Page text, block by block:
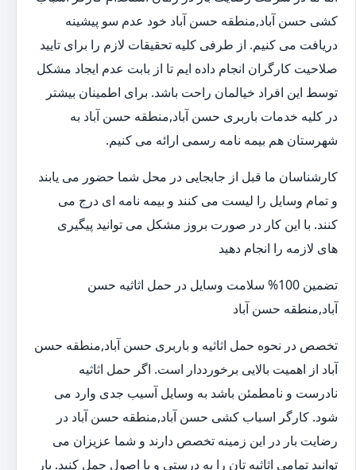
کشی حسن آباد,منطقه حسن آباد خود عدم سو پیشینه
دریافت می کنیم. از طرفی کلیه تحقیقات لازم را برای تایید
صلاحیت کارگران انجام داده ایم تا از بابت عدم ایجاد مشکل
توسط این افراد خیالمان راحت باشد. برای اطمینان بیشتر
در کلیه خدمات باربری حسن آباد,منطقه حسن آباد به
شهرستان هم بیمه نامه رسمی ارائه می کنیم.
کارشناسان ما قبل از جابجایی در محل شما حضور می یابند
و تمام وسایل را لیست می کنند و بیمه نامه ای درج می
کنند. با این کار در صورت بروز مشکل می توانید پیگیری
های لازمه را انجام دهید
تضمین 100% سلامت وسایل در حمل اثاثیه حسن
آباد,منطقه حسن آباد
تخصص در نحوه حمل اثاثیه و باربری حسن آباد,منطقه حسن
آباد از اهمیت بالایی برخورددار است. اگر حمل اثاثیه
نادرست و نامطمئن باشد به وسایل آسیب جدی وارد می
شود. کارگر اسباب کشی حسن آباد,منطقه حسن آباد در
رضایت بار در این زمینه تخصص دارند و شما عزیزان می
توانید تمامی اثاثیه تان را به درستی و با اصول حمل کنید. بار